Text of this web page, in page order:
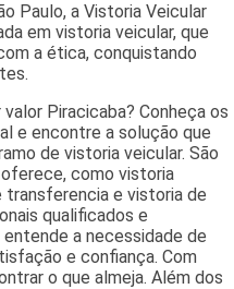
Paulo, a Vistoria Veicular
em vistoria veicular, que
a ética, conquistando
Piracicaba? Conheça os
e encontre a solução que
de vistoria veicular. São
como vistoria
transferencia e vistoria de
qualificados e
a necessidade de
e confiança. Com
o que almeja. Além dos